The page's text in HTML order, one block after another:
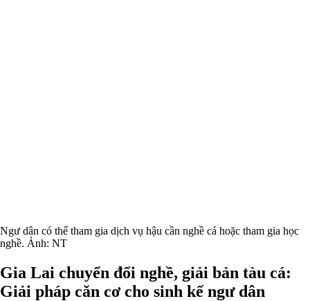
Ngư dân có thể tham gia dịch vụ hậu cần nghề cá hoặc tham gia học
nghề. Ảnh: NT
Gia Lai chuyển đổi nghề, giải bản tàu cá:
Giải pháp căn cơ cho sinh kế ngư dân